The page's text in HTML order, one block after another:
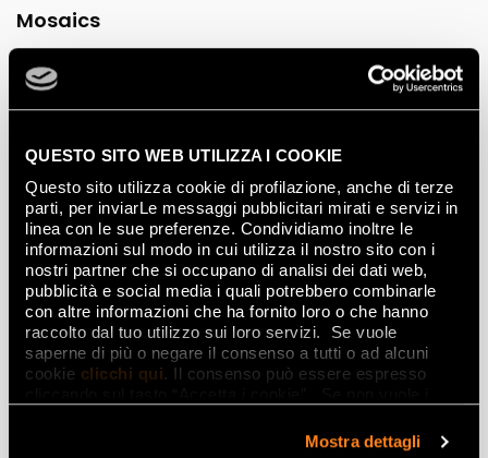
QUESTO SITO WEB UTILIZZA I COOKIE
Questo sito utilizza cookie di profilazione, anche di terze
parti, per inviarLe messaggi pubblicitari mirati e servizi in
linea con le sue preferenze. Condividiamo inoltre le
informazioni sul modo in cui utilizza il nostro sito con i
nostri partner che si occupano di analisi dei dati web,
pubblicità e social media i quali potrebbero combinarle
con altre informazioni che ha fornito loro o che hanno
raccolto dal tuo utilizzo sui loro servizi. Se vuole
saperne di più o negare il consenso a tutti o ad alcuni
cookie clicchi qui. Il consenso può essere espresso
Mostra dettagli
Mosaics
MOSAICO MATT
31x35.5
SLATE GRES TRATTI
24.5x30.5
SLATE GRES
MACROMOSAICO MATT
30x30
SLATE GRES ROUND
MOSAICO MATT
29.5x35
SLATE CURVE MOSAICO
29x29.5